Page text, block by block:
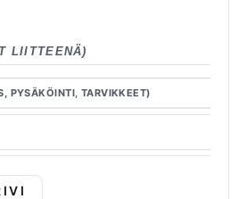
LIITTEENÄ)
PYSÄKÖINTI, TARVIKKEET)